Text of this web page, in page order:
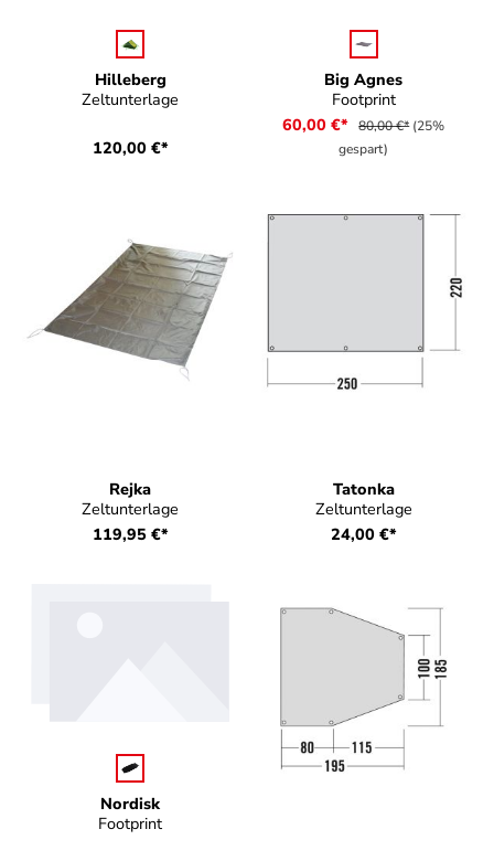
Hilleberg
Zeltunterlage
Farbeauswählen
120,00 €*
Big Agnes
Footprint
auswählen
60,00 €* 80,00 €* (25%
gespart)
Rejka
Zeltunterlage
119,95 €*
Tatonka
Zeltunterlage
24,00 €*
Nordisk
Footprint
Farbe